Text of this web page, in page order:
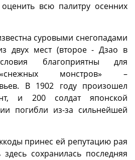
всю палитру осенних
суровыми снегопадами
двух мест (второе - Дзао в
благоприятны для
монстров» –
В 1902 году произошел
и 200 солдат японской
погибли из-за сильнейшей
принес ей репутацию рая
сохранилась последняя